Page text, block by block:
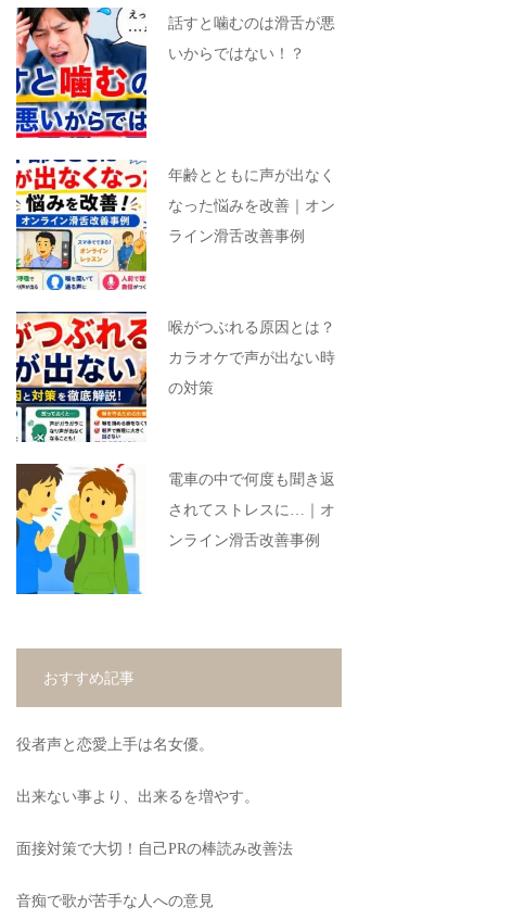
話すと噛むのは滑舌が悪
いからではない！？
年齢とともに声が出なく
なった悩みを改善｜オン
ライン滑舌改善事例
喉がつぶれる原因とは？
カラオケで声が出ない時
の対策
電車の中で何度も聞き返
されてストレスに…｜オ
ンライン滑舌改善事例
おすすめ記事
役者声と恋愛上手は名女優。
出来ない事より、出来るを増やす。
面接対策で大切！自己PRの棒読み改善法
音痴で歌が苦手な人への意見